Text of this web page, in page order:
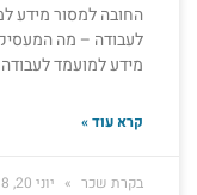
החובה למסור מידע
לעבודה – מה
מידע למועמד
קרא עוד »
בקרת שכר יוני 20, 2018